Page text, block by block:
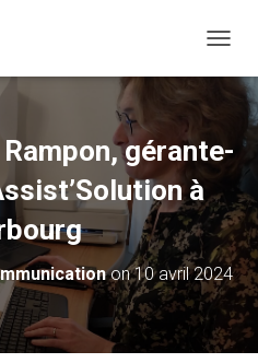
U
R
F
E
R
M
E
L
A
gérante-
à
on10 avril 2024